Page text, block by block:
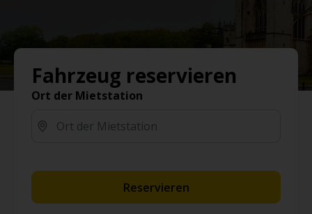
Fahrzeug reservieren
Ort der Mietstation
Reservieren